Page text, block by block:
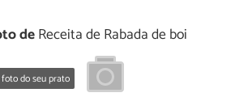
deReceita de Rabada de boi
foto do seu prato